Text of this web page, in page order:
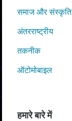
समाज और संस्कृति
अंतरराष्ट्रीय
तकनीक
ऑटोमोबाइल
हमारे बारे में